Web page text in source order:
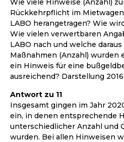
Rückkehrpflicht im
LABO herangetragen? Wie
Wie vielen verwertbaren
LABO nach und welche
Maßnahmen (Anzahl) wurden
ein Hinweis für eine
ausreichend? Darstellung
Antwort zu 11
Insgesamt gingen im Jahr
ein, in denen entsprechende
unterschiedlicher Anzahl und
wurden. Bei allen Hinweisen